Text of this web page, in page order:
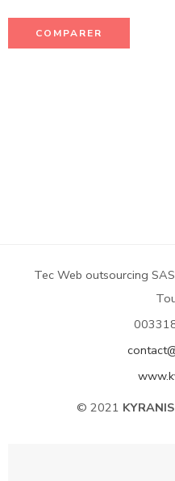
COMPARER
Tec Web outsourcing
© 2021 KYRANIS